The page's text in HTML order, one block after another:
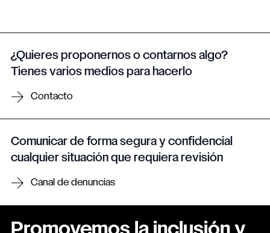
¿Quieres proponernos o contarnos algo?
Tienes varios medios para hacerlo
Contacto
Comunicar de forma segura y confidencial
cualquier situación que requiera revisión
Canal de denuncias